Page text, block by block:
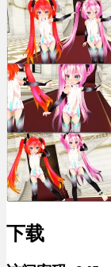
下载